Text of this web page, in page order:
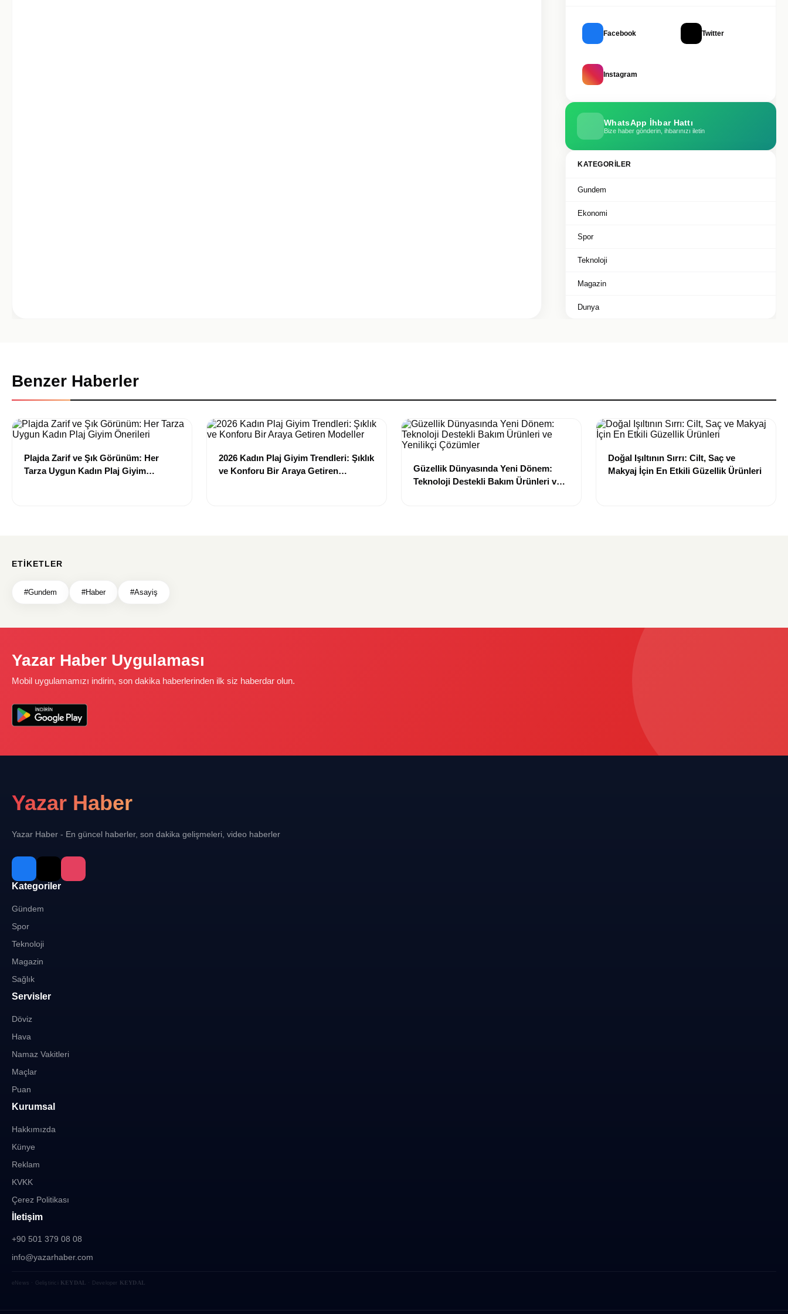
Facebook Twitter
Instagram
WhatsApp İhbar Hattı
Bize haber gönderin, ihbarınızı iletin
KATEGORILER
Gundem
Ekonomi
Spor
Teknoloji
Magazin
Dunya
Benzer Haberler
Plajda Zarif ve Şık Görünüm: Her
Tarza Uygun Kadın Plaj Giyim
2026 Kadın Plaj Giyim Trendleri: Şıklık
ve Konforu Bir Araya Getiren
Güzellik Dünyasında Yeni Dönem:
Teknoloji Destekli Bakım Ürünleri ve
Doğal Işıltının Sırrı: Cilt, Saç ve
Makyaj İçin En Etkili Güzellik Ürünleri
ETIKETLER
#Gundem #Haber #Asayiş
Yazar Haber Uygulaması
Mobil uygulamamızı indirin, son dakika haberlerinden ilk siz haberdar olun.
Yazar Haber
Yazar Haber - En güncel haberler, son dakika gelişmeleri, video haberler
Kategoriler
Gündem
Spor
Teknoloji
Magazin
Sağlık
Servisler
Döviz
Hava
Namaz Vakitleri
Maçlar
Puan
Kurumsal
Hakkımızda
Künye
Reklam
KVKK
Çerez Politikası
İletişim
+90 501 379 08 08
info@yazarhaber.com
eNews · Geliştirici KEYDAL · Developer KEYDAL